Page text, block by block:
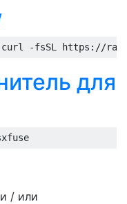
для
/ или